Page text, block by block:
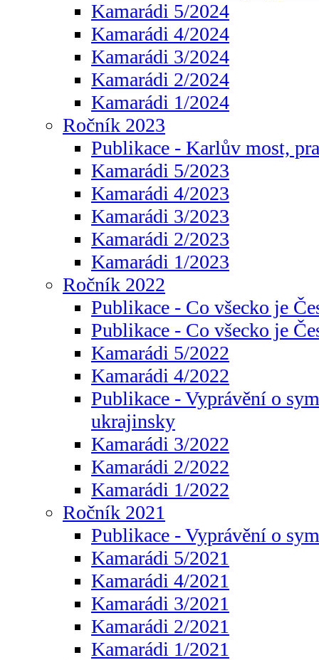
Kamarádi 5/2024
Kamarádi 4/2024
Kamarádi 3/2024
Kamarádi 2/2024
Kamarádi 1/2024
Ročník 2023
Publikace - Karlův most,
Kamarádi 5/2023
Kamarádi 4/2023
Kamarádi 3/2023
Kamarádi 2/2023
Kamarádi 1/2023
Ročník 2022
Publikace - Co všecko je
Publikace - Co všecko je
Kamarádi 5/2022
Kamarádi 4/2022
Publikace - Vyprávění o
ukrajinsky
Kamarádi 3/2022
Kamarádi 2/2022
Kamarádi 1/2022
Ročník 2021
Publikace - Vyprávění o
Kamarádi 5/2021
Kamarádi 4/2021
Kamarádi 3/2021
Kamarádi 2/2021
Kamarádi 1/2021